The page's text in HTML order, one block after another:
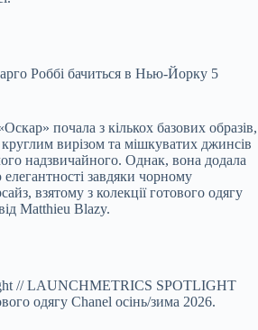
Роббі бачиться в Нью-Йорку 5
почала з кількох базових образів,
вирізом та мішкуватих джинсів
надзвичайного. Однак, вона додала
завдяки чорному
взятому з колекції готового одягу
Matthieu Blazy.
// LAUNCHMETRICS SPOTLIGHT
одягу Chanel осінь/зима 2026.